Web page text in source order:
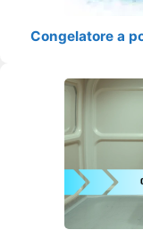
Congelatore a